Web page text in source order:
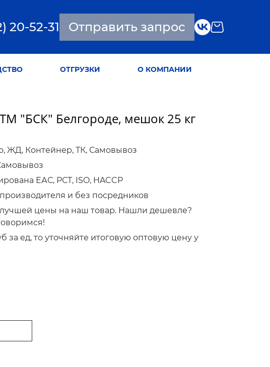
20-52-31 Отправить запрос
ОТГРУЗКИ О КОМПАНИИ
ТМ "БСК" Белгороде, мешок 25 кг
ЖД, Контейнер, ТК, Самовывоз
ЕАС, РСТ, ISO, HACCP
и без посредников
цены на наш товар. Нашли дешевле?
за ед, то уточняйте итоговую оптовую цену у